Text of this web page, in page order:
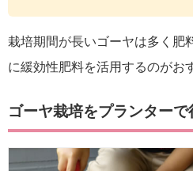
栽培期間が長いゴーヤは多く肥
に緩効性肥料を活用するのがお
ゴーヤ栽培をプランターで